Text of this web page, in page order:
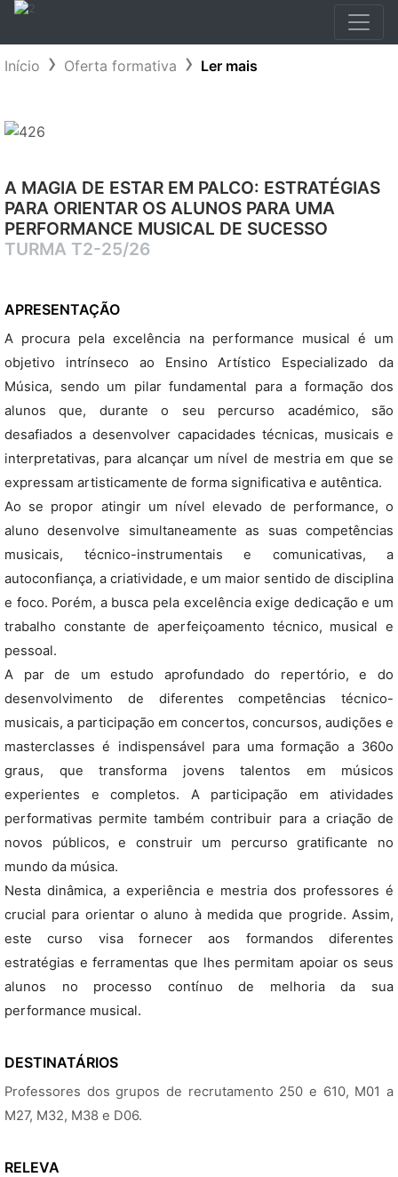
Início Oferta formativa Ler mais
A MAGIA DE ESTAR EM PALCO: ESTRATÉGIAS
PARA ORIENTAR OS ALUNOS PARA UMA
PERFORMANCE MUSICAL DE SUCESSO
TURMA T2-25/26
APRESENTAÇÃO
A procura pela excelência na performance musical é um
objetivo intrínseco ao Ensino Artístico Especializado da
Música, sendo um pilar fundamental para a formação dos
alunos que, durante o seu percurso académico, são
desafiados a desenvolver capacidades técnicas, musicais e
interpretativas, para alcançar um nível de mestria em que se
expressam artisticamente de forma significativa e autêntica.
Ao se propor atingir um nível elevado de performance, o
aluno desenvolve simultaneamente as suas competências
musicais, técnico-instrumentais e comunicativas, a
autoconfiança, a criatividade, e um maior sentido de disciplina
e foco. Porém, a busca pela excelência exige dedicação e um
trabalho constante de aperfeiçoamento técnico, musical e
pessoal.
A par de um estudo aprofundado do repertório, e do
desenvolvimento de diferentes competências técnico-
musicais, a participação em concertos, concursos, audições e
masterclasses é indispensável para uma formação a 360o
graus, que transforma jovens talentos em músicos
experientes e completos. A participação em atividades
performativas permite também contribuir para a criação de
novos públicos, e construir um percurso gratificante no
mundo da música.
Nesta dinâmica, a experiência e mestria dos professores é
crucial para orientar o aluno à medida que progride. Assim,
este curso visa fornecer aos formandos diferentes
estratégias e ferramentas que lhes permitam apoiar os seus
alunos no processo contínuo de melhoria da sua
performance musical.
DESTINATÁRIOS
Professores dos grupos de recrutamento 250 e 610, M01 a
M27, M32, M38 e D06.
RELEVA